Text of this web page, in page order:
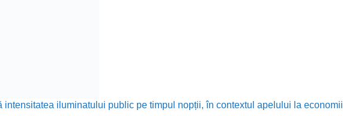
intensitatea iluminatului public pe timpul nopții, în contextul apelului la economii